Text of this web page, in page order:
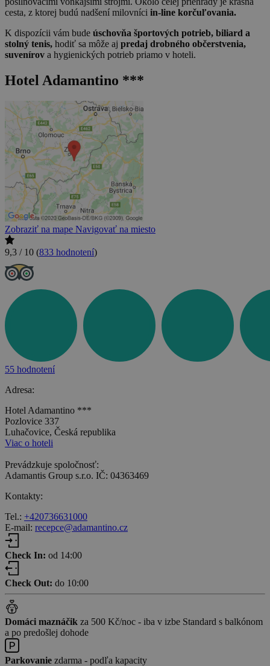
cesta, z ktorej budú nadšení milovníci in-line korčuľovania.
K dispozícii vám bude úschovňa športových potrieb, biliard a
stolný tenis, hodiť sa môže aj predaj drobného občerstvenia,
suvenírov a hygienických potrieb priamo v hoteli.
Hotel Adamantino ***
Zobraziť na mape Navigovať na miesto
9,3 / 10 (833 hodnotení)
55 hodnotení
Adresa:
Hotel Adamantino ***
Pozlovice 337
Luhačovice, Česká republika
Viac o hoteli
Prevádzkuje spoločnosť:
Adamantis Group s.r.o. IČ: 04363469
Kontakty:
Tel.: +420736631000
E-mail: recepce@adamantino.cz
Check In: od 14:00
Check Out: do 10:00
Domáci maznáčik za 500 Kč/noc - iba v izbe Standard s balkónom
a po predošlej dohode
Parkovanie zdarma - podľa kapacity